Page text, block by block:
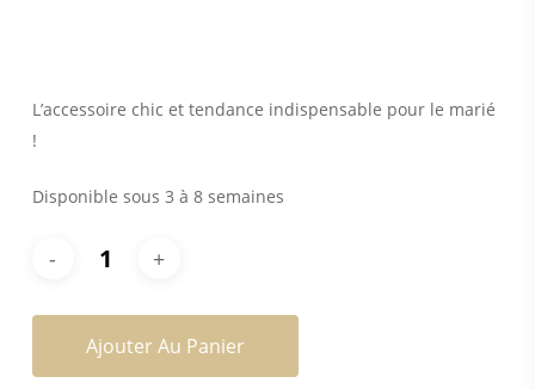
L’accessoire chic et tendance indispensable pour le marié
!
Disponible sous 3 à 8 semaines
Ajouter Au Panier